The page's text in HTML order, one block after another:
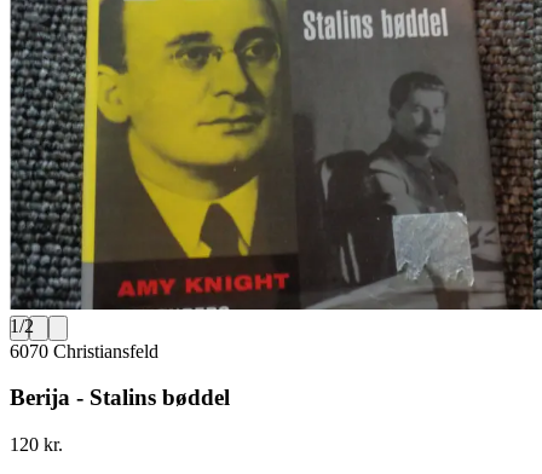
1/2
6070 Christiansfeld
Berija - Stalins bøddel
120 kr.